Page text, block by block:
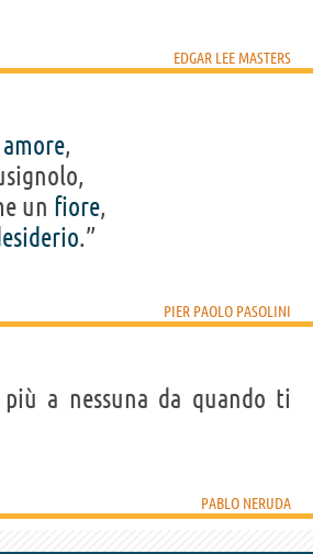
EDGAR LEE MASTERS
amore,
un fiore,
.”
PIER PAOLO PASOLINI
più a nessuna da quando ti
PABLO NERUDA